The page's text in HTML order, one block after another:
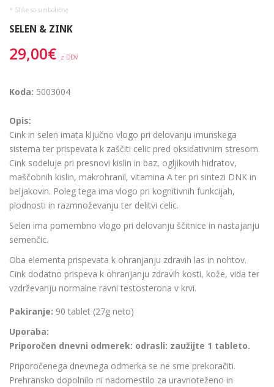
* Slike so simbolične
SELEN & ZINK
29,00€ z DDV
Koda: 5003004
Opis:
Cink in selen imata ključno vlogo pri delovanju imunskega
sistema ter prispevata k zaščiti celic pred oksidativnim stresom.
Cink sodeluje pri presnovi kislin in baz, ogljikovih hidratov,
maščobnih kislin, makrohranil, vitamina A ter pri sintezi DNK in
beljakovin. Poleg tega ima vlogo pri kognitivnih funkcijah,
plodnosti in razmnoževanju ter delitvi celic.
Selen ima pomembno vlogo pri delovanju ščitnice in nastajanju
semenčic.
Oba elementa prispevata k ohranjanju zdravih las in nohtov.
Cink dodatno prispeva k ohranjanju zdravih kosti, kože, vida ter
vzdrževanju normalne ravni testosterona v krvi.
Pakiranje: 90 tablet (27g neto)
Uporaba:
Priporočen dnevni odmerek: odrasli: zaužijte 1 tableto.
Priporočenega dnevnega odmerka se ne sme prekoračiti.
Prehransko dopolnilo ni nadomestilo za uravnoteženo in